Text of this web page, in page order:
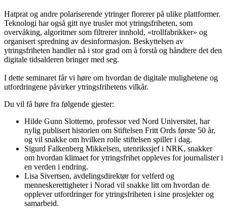
Hatprat og andre polariserende ytringer florerer på ulike plattformer.
Teknologi har også gitt nye trusler mot ytringsfriheten, som
overvåking, algoritmer som filtrerer innhold, «trollfabrikker» og
organisert spredning av desinformasjon. Beskyttelsen av
ytringsfriheten handler nå i stor grad om å forstå og håndtere det den
digitale tidsalderen bringer med seg.
I dette seminaret får vi høre om hvordan de digitale mulighetene og
utfordringene påvirker ytringsfrihetens vilkår.
Du vil få høre fra følgende gjester:
Hilde Gunn Slottemo, professor ved Nord Universitet, har
nylig publisert historien om Stiftelsen Fritt Ords første 50 år,
og vil snakke om hvilken rolle stiftelsen spiller i dag.
Sigurd Falkenberg Mikkelsen, utenrikssjef i NRK, snakker
om hvordan klimaet for ytringsfrihet oppleves for journalister i
en verden i endring.
Lisa Sivertsen, avdelingsdirektør for velferd og
menneskerettigheter i Norad vil snakke litt om hvordan de
opplever utfordringer for ytringsfriheten i sine prosjekter og
samarbeid.